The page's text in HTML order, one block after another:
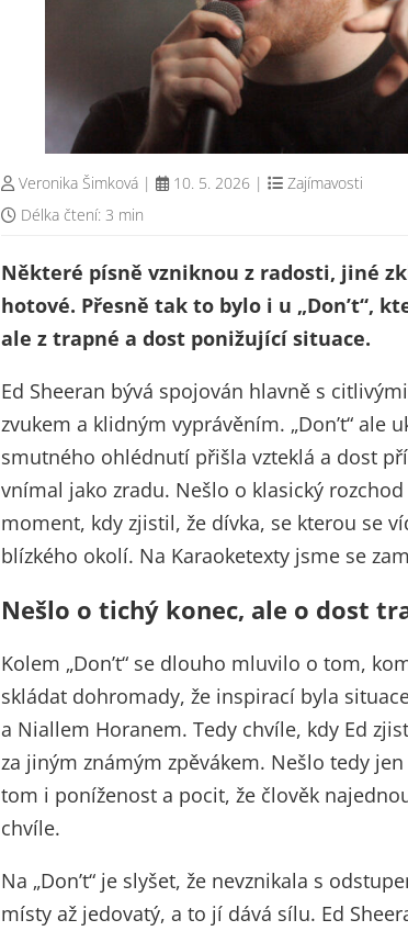
Veronika Šimková | 10. 5. 2026 |
Zajímavosti
Délka čtení: 3 min
Některé písně vzniknou z radosti, jiné
hotové. Přesně tak to bylo i u „Don’t“,
ale z trapné a dost ponižující situace.
Ed Sheeran bývá spojován hlavně s
zvukem a klidným vyprávěním. „Don’t“
smutného ohlédnutí přišla vzteklá a dost
vnímal jako zradu. Nešlo o klasický
moment, kdy zjistil, že dívka, se kterou se
blízkého okolí. Na Karaoketexty jsme se
Nešlo o tichý konec, ale o dost
Kolem „Don’t“ se dlouho mluvilo o tom,
skládat dohromady, že inspirací byla
a Niallem Horanem. Tedy chvíle, kdy Ed
za jiným známým zpěvákem. Nešlo tedy
tom i poníženost a pocit, že člověk
chvíle.
Na „Don’t“ je slyšet, že nevznikala s
místy až jedovatý, a to jí dává sílu. Ed